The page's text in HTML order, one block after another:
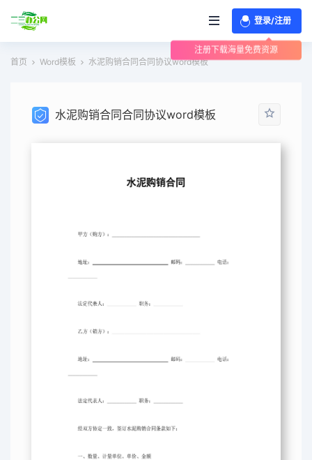
登录/注册
注册下载海量免费资源
首页
Word模板 水泥购销合同合同协议word模板
水泥购销合同合同协议word模板